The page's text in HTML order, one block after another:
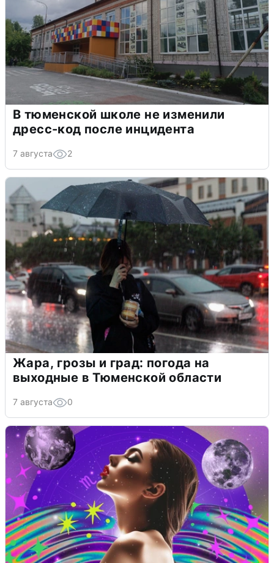
В тюменской школе не изменили
дресс-код после инцидента
7 августа 2
Жара, грозы и град: погода на
выходные в Тюменской области
7 августа 0